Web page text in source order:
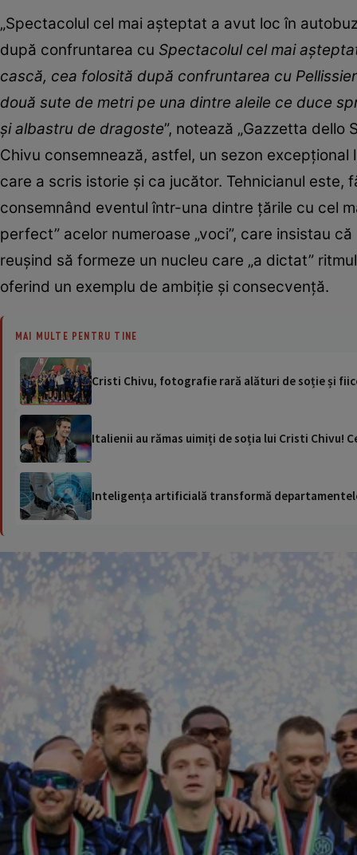
„Spectacolul cel mai aşteptat a avut loc în
după confruntarea cu Spectacolul cel mai
cască, cea folosită după confruntarea cu
două sute de metri pe una dintre aleile ce duce
și albastru de dragoste”, notează „Gazzetta dello
Chivu consemnează, astfel, un sezon
care a scris istorie și ca jucător. Tehnicianul este,
consemnând eventul într-una dintre țările cu cel
perfect” acelor numeroase „voci”, care insistau
reușind să formeze un nucleu care „a dictat”
oferind un exemplu de ambiție și consecvență.
MAI MULTE PENTRU TINE
Cristi Chivu, fotografie rară alături de soție și
Italienii au rămas uimiți de soția lui Cristi Chivu!
Inteligența artificială transformă